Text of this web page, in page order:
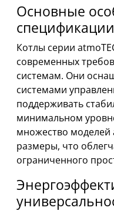
Основные
Котлы серии
современных
системам. Они
системами
поддерживать
минимальном
множество моделей
размеры, что
ограниченного